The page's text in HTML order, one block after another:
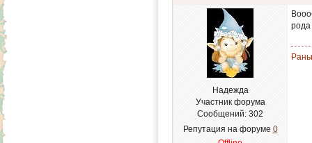
Надежда
Участник форума
Сообщений: 302
Репутация на форуме 0
рода